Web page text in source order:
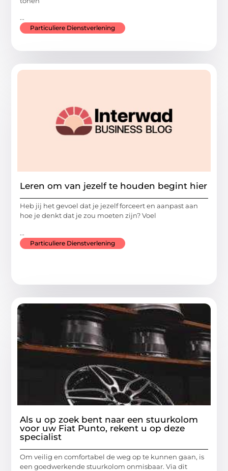
...
Particuliere Dienstverlening
Leren om van jezelf te houden begint hier
Heb jij het gevoel dat je jezelf forceert en aanpast aan
hoe je denkt dat je zou moeten zijn? Voel
...
Particuliere Dienstverlening
Als u op zoek bent naar een stuurkolom
voor uw Fiat Punto, rekent u op deze
specialist
Om veilig en comfortabel de weg op te kunnen gaan, is
een goedwerkende stuurkolom onmisbaar. Via dit